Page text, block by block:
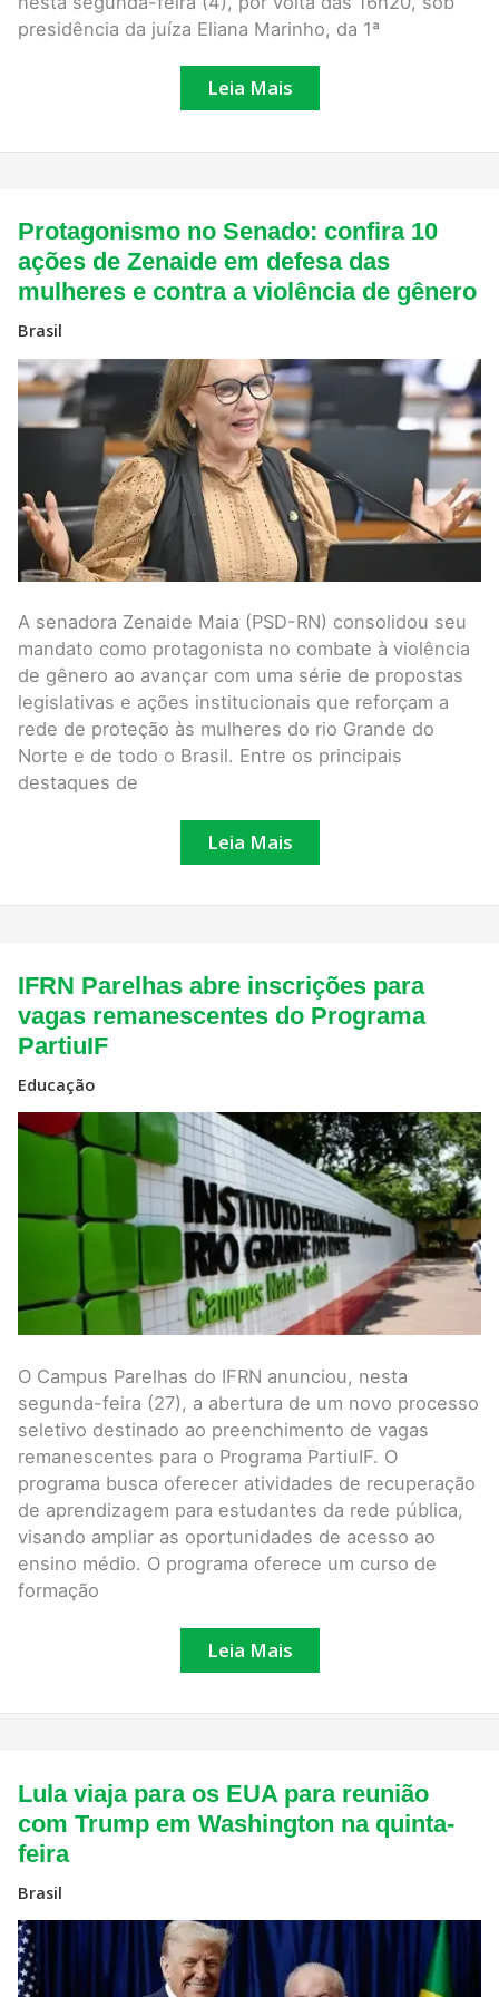
presidência da juíza Eliana Marinho, da 1ª
Leia Mais
Protagonismo no Senado: confira 10
ações de Zenaide em defesa das
mulheres e contra a violência de gênero
Brasil
A senadora Zenaide Maia (PSD-RN) consolidou seu
mandato como protagonista no combate à violência
de gênero ao avançar com uma série de propostas
legislativas e ações institucionais que reforçam a
rede de proteção às mulheres do rio Grande do
Norte e de todo o Brasil. Entre os principais
destaques de
Protagonismo
no
Senado:
confira
10
em
defesa
das
mulheres
e
contra
a
violência
de
gênero
Leia Mais
IFRN Parelhas abre inscrições para
vagas remanescentes do Programa
PartiuIF
Educação
O Campus Parelhas do IFRN anunciou, nesta
segunda-feira (27), a abertura de um novo processo
seletivo destinado ao preenchimento de vagas
remanescentes para o Programa PartiuIF. O
programa busca oferecer atividades de recuperação
de aprendizagem para estudantes da rede pública,
visando ampliar as oportunidades de acesso ao
ensino médio. O programa oferece um curso de
formação
IFRN
Parelhas
abre
inscrições
Programa
PartiuIF
Leia Mais
Lula viaja para os EUA para reunião
com Trump em Washington na quinta-
feira
Brasil
Lula
viaja
para
os
Trump
em
Washington
na